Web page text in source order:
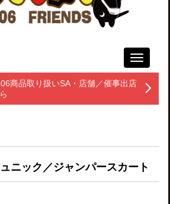
Toggle
商品取り扱いSA・店舗／催事出店
ニック／ジャンパースカート